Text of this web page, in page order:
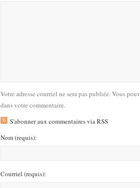
Votre adresse courriel ne sera pas publiée. Vous
dans votre commentaire.
S'abonner aux commentaires via RSS
Nom(requis):
Courriel (requis):